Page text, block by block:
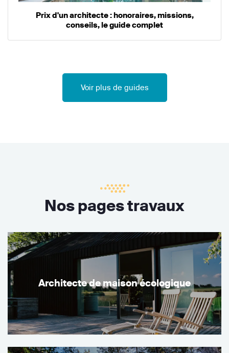
Prix d'un architecte : honoraires, missions,
conseils, le guide complet
Voir plus de guides
Nos pages travaux
Architecte de maison écologique